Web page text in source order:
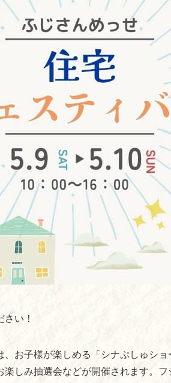
い！
、お子様が楽しめる「シナぷしゅシ
楽しみ抽選会などが開催されます。